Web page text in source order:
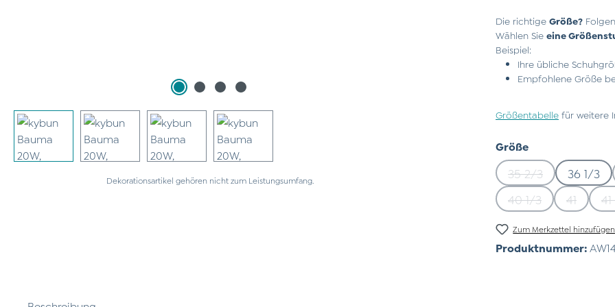
Dekorationsartikel gehören nicht zum Leistungsumfang.
Die richtige Größe?
Wählen Sie eine
Beispiel:
Ihre übliche
Empfohlene Größe
Größentabelle für weitere
Größeauswählen
35 2/3(Diese Option ist
36 1/3
40 1/3(Diese Option ist
41(Diese
Zum Merkzettel hinzufügen
Produktnummer: